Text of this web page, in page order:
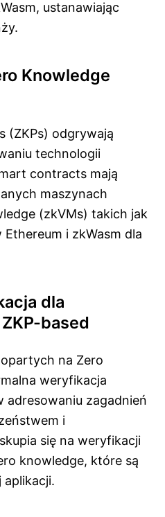
ustanawiając
Knowledge
(ZKPs) odgrywają
technologii
contracts mają
maszynach
(zkVMs) takich jak
i zkWasm dla
dla
based
na Zero
weryfikacja
zagadnień
i
się na weryfikacji
knowledge, które są
aplikacji.